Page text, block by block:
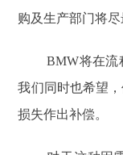
购及生产部门将
BMW将在流
我们同时也希望
损失作出补偿。